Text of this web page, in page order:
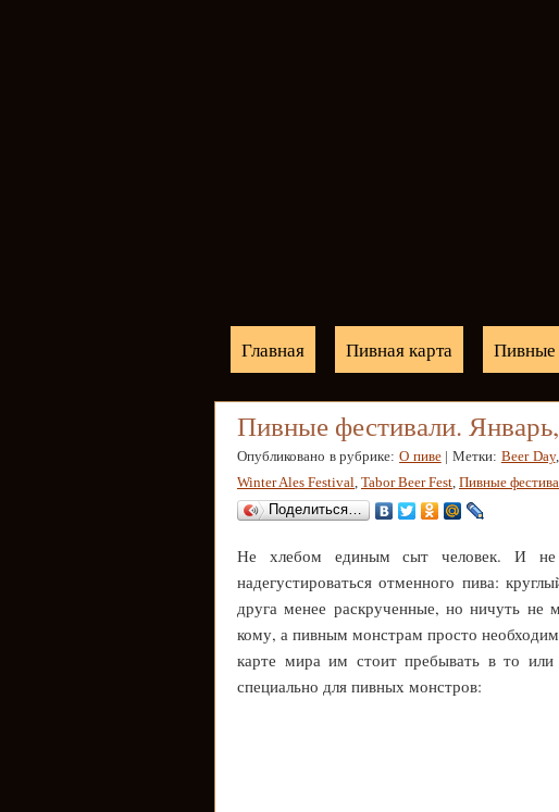
Главная Пивная карта Пивные
Пивные фестивали.
Опубликовано в рубрике:О пиве| Метки: Beer Day
Winter Ales Festival, Tabor Beer Fest, Пивные
Поделиться…
Не хлебом единым сыт человек. И
надегустироваться отменного пива:
друга менее раскрученные, но ничуть
кому, а пивным монстрам просто
карте мира им стоит пребывать в то
специально для пивных монстров: